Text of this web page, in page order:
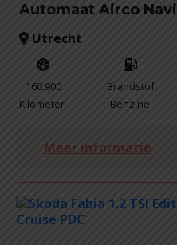
Automaat Airco Navi
Utrecht
160.900
Kilometer
Brandstof
Benzine
Meer informatie